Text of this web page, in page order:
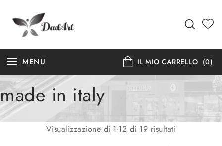
MENU IL MIO CARRELLO (0)
made in italy
Visualizzazione di 1-12 di 19 risultati